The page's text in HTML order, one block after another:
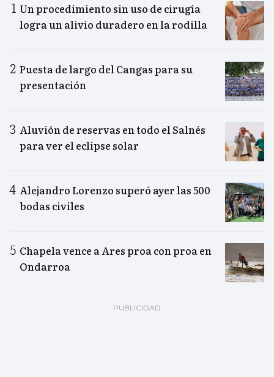
Un procedimiento sin uso de cirugía
logra un alivio duradero en la rodilla
Puesta de largo del Cangas para su
presentación
Aluvión de reservas en todo el Salnés
para ver el eclipse solar
Alejandro Lorenzo superó ayer las 500
bodas civiles
Chapela vence a Ares proa con proa en
Ondarroa